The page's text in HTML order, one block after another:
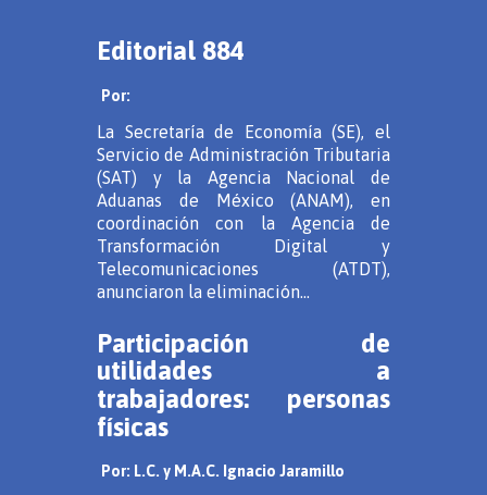
Editorial 884
Por:
La Secretaría de Economía (SE), el
Servicio de Administración Tributaria
(SAT) y la Agencia Nacional de
Aduanas de México (ANAM), en
coordinación con la Agencia de
Transformación Digital y
Telecomunicaciones (ATDT),
anunciaron la eliminación...
Participación de
utilidades a
trabajadores: personas
físicas
Por: L.C. y M.A.C. Ignacio Jaramillo